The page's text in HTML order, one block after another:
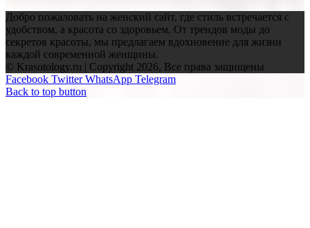
Добро пожаловать на женский сайт, где стиль встречается с
удобством, а красота со здоровьем. От трендов моды до
секретов красоты, мы предлагаем вдохновение для жизни
каждой современной женщины.
© Krasotology.ru | Copyright 2026, Все права защищены
Facebook Twitter WhatsApp Telegram
Back to top button